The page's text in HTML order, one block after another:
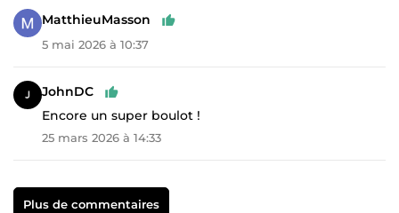
MatthieuMasson
5 mai 2026 à 10:37
JohnDC
Encore un super boulot !
25 mars 2026 à 14:33
Plus de commentaires